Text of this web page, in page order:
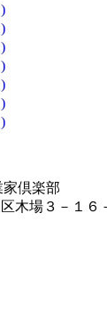
倶楽部
木場３－１６